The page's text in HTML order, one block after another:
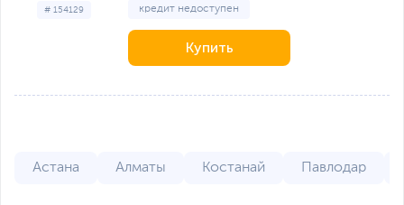
# 154129 кредит недоступен
Купить
Астана Алматы Костанай Павлодар